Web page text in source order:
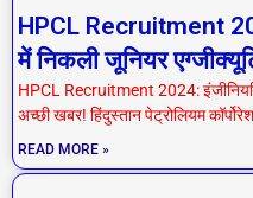
HPCL Recruitment
में निकली जूनियर
HPCL Recruitment 2024:
अच्छी खबर! हिंदुस्तान पेट्रोलियम
READ MORE »